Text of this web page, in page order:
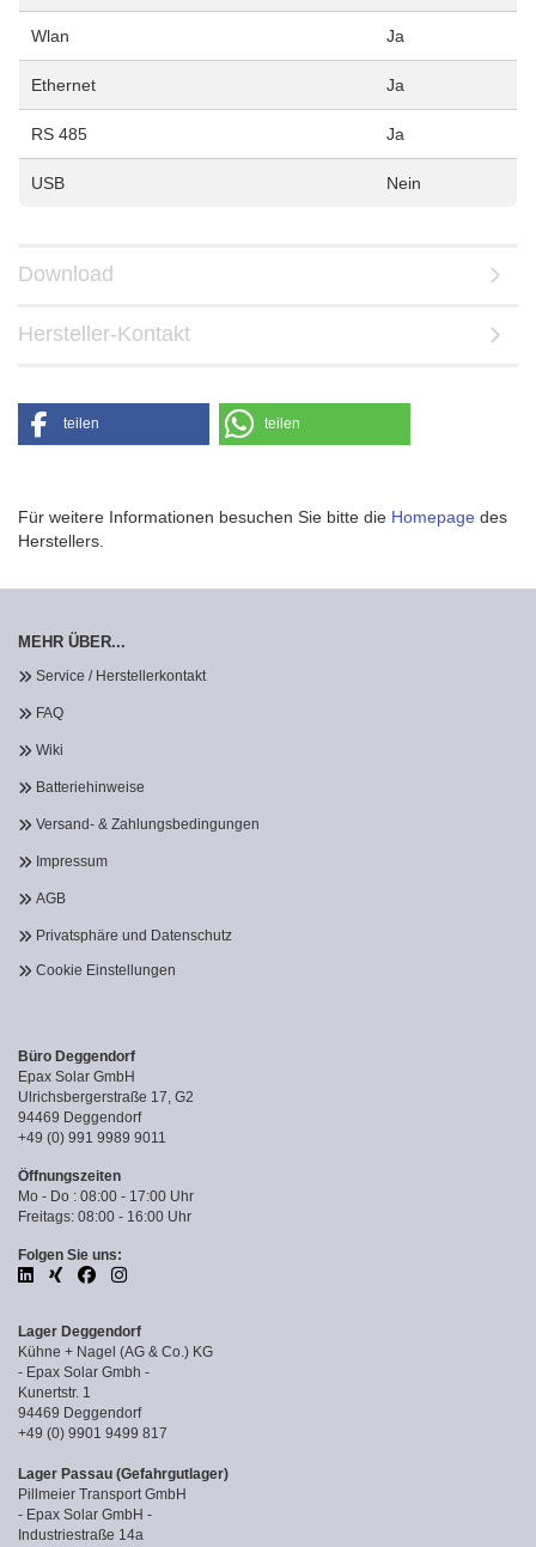
Wlan Ja
Ethernet Ja
RS 485 Ja
USB Nein
Download
Hersteller-Kontakt
teilen teilen
Für weitere Informationen besuchen Sie bitte die Homepage des
Herstellers.
MEHR ÜBER...
Service / Herstellerkontakt
FAQ
Wiki
Batteriehinweise
Versand- & Zahlungsbedingungen
Impressum
AGB
Privatsphäre und Datenschutz
Cookie Einstellungen
Büro Deggendorf
Epax Solar GmbH
Ulrichsbergerstraße 17, G2
94469 Deggendorf
+49 (0) 991 9989 9011
Öffnungszeiten
Mo - Do : 08:00 - 17:00 Uhr
Freitags: 08:00 - 16:00 Uhr
Folgen Sie uns:
Lager Deggendorf
Kühne + Nagel (AG & Co.) KG
- Epax Solar Gmbh -
Kunertstr. 1
94469 Deggendorf
+49 (0) 9901 9499 817
Lager Passau (Gefahrgutlager)
Pillmeier Transport GmbH
- Epax Solar GmbH -
Industriestraße 14a